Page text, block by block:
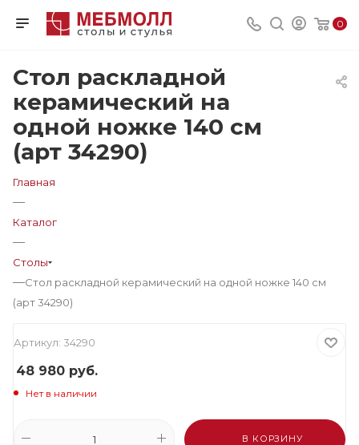
0
Стол раскладной
керамический на
одной ножке 140 см
(арт 34290)
Главная
—
Каталог
—
Столы
—Стол раскладной керамический на одной ножке 140 см
(арт 34290)
Артикул: 34290
48 980 руб.
Нет в наличии
В КОРЗИНУ